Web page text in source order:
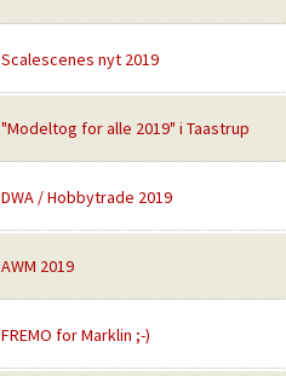
Scalescenes nyt 2019
"Modeltog for alle 2019" i Taastrup
DWA / Hobbytrade 2019
AWM 2019
FREMO for Marklin ;-)